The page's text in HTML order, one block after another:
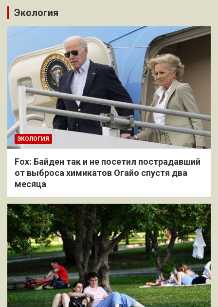
Экология
ЭКОЛОГИЯ
Fox: Байден так и не посетил пострадавший
от выброса химикатов Огайо спустя два
месяца